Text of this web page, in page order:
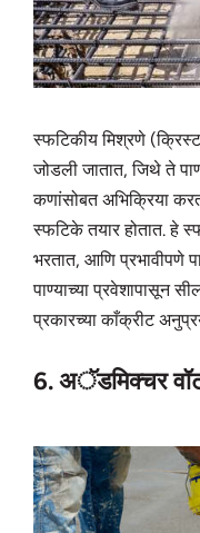
स्फटिकीय मिश्रणे
जोडली जातात, जिथे ते
कणांसोबत अभिक्रिया
स्फटिके तयार होतात. हे
भरतात, आणि प्रभावीपणे
पाण्याच्या प्रवेशापासून
प्रकारच्या काँक्रीट
6. अॅडमिक्चर